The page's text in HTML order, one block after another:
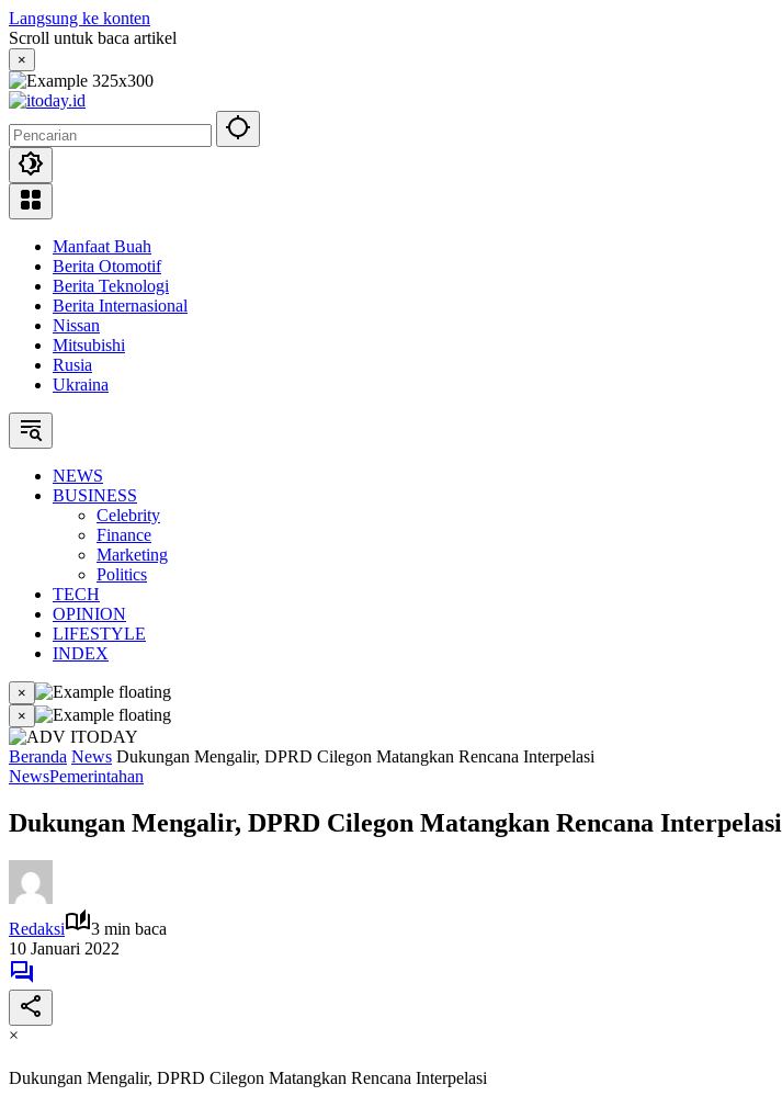
Langsung ke konten
Scroll untuk baca artikel
×
Manfaat Buah
Berita Otomotif
Berita Teknologi
Berita Internasional
Nissan
Mitsubishi
Rusia
Ukraina
NEWS
BUSINESS
Celebrity
Finance
Marketing
Politics
TECH
OPINION
LIFESTYLE
INDEX
×
×
Beranda News Dukungan Mengalir, DPRD Cilegon Matangkan Rencana Interpelasi
NewsPemerintahan
Dukungan Mengalir, DPRD Cilegon Matangkan Rencana Interpelasi
Redaksi
3 min baca
10 Januari 2022
×
Dukungan Mengalir, DPRD Cilegon Matangkan Rencana Interpelasi